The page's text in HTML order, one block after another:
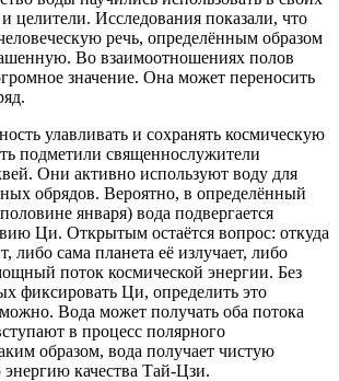
целители. Исследования показали, что
речь, определённым образом
Во взаимоотношениях полов
значение. Она может переносить
улавливать и сохранять космическую
подметили священнослужители
Они активно используют воду для
обрядов. Вероятно, в определённый
января) вода подвергается
Ци. Открытым остаётся вопрос: откуда
либо сама планета её излучает, либо
поток космической энергии. Без
фиксировать Ци, определить это
Вода может получать оба потока
в процесс полярного
образом, вода получает чистую
качества Тай-Цзи.